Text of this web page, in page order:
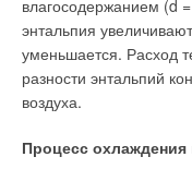
влагосодержанием (d
энтальпия
уменьшается. Расход
разности энтальпий
воздуха.
Процесс охлаждения
МКД
обеспечить
ЖУРНАЛ СОК МАРТ